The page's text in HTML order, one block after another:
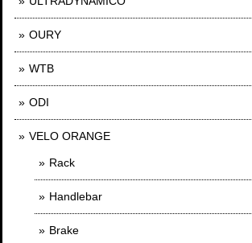
OURY
WTB
ODI
VELO ORANGE
Rack
Handlebar
Brake